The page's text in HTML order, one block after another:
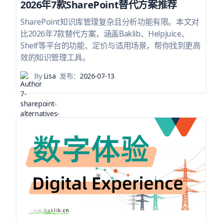
2026年7款SharePoint替代方案推荐
SharePoint知识库管理复杂且分析功能有限。本文对
比2026年7款替代方案，涵盖Baklib、Helpjuice、
Shelf等平台的功能、定价与适用场景，帮你找到更高
效的知识管理工具。
ByLisa 发布：2026-07-13